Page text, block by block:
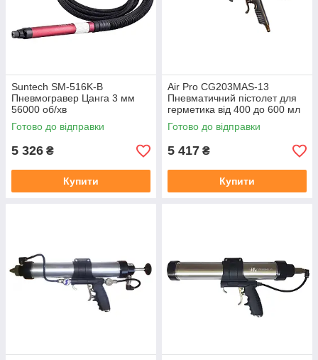
Suntech SM-516K-B
Пневмогравер Цанга 3 мм
56000 об/хв
Готово до відправки
5 326 ₴
Купити
Air Pro CG203MAS-13
Пневматичний пістолет для
герметика від 400 до 600 мл
Готово до відправки
5 417 ₴
Купити